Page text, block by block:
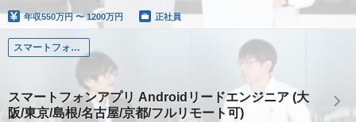
年収550万円 〜 1200万円 正社員
スマートフォンアプリエンジニア
スマートフォンアプリ Androidリードエンジニア (大
阪/東京/島根/名古屋/京都/フルリモート可)